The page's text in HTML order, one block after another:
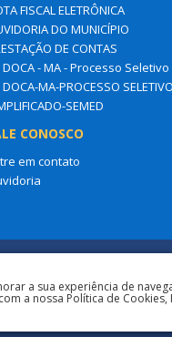
FISCAL ELETRÔNICA
DO MUNICÍPIO
DE CONTAS
DOCA - MA - Processo Seletivo
DOCA-MA-PROCESSO SELETIVO
SEMED
CONOSCO
em contato
a sua experiência de
a nossa Política de